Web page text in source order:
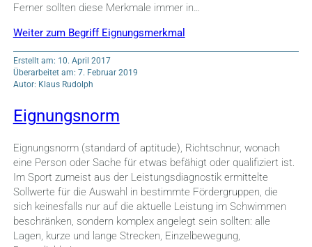
Ferner sollten diese Merkmale immer in…
Weiter zum Begriff Eignungsmerkmal
Erstellt am: 10. April 2017
Überarbeitet am: 7. Februar 2019
Autor: Klaus Rudolph
Eignungsnorm
Eignungsnorm (standard of aptitude), Richtschnur, wonach
eine Person oder Sache für etwas befähigt oder qualifiziert ist.
Im Sport zumeist aus der Leistungsdiagnostik ermittelte
Sollwerte für die Auswahl in bestimmte Fördergruppen, die
sich keinesfalls nur auf die aktuelle Leistung im Schwimmen
beschränken, sondern komplex angelegt sein sollten: alle
Lagen, kurze und lange Strecken, Einzelbewegung,